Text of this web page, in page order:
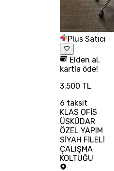
Plus Satıcı
Elden al,
kartla öde!
3.500 TL
6 taksit
KLAS OFİS
ÜSKÜDAR
ÖZEL YAPIM
SİYAH FİLELİ
ÇALIŞMA
KOLTUĞU